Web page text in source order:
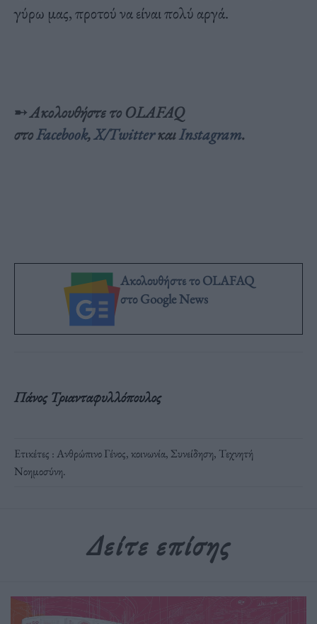
γύρω μας, προτού να είναι πολύ αργά.
➸Ακολουθήστε το OLAFAQ
στοFacebook,X/TwitterκαιInstagram.
Ακολουθήστε το OLAFAQ
στο Google News
Πάνος Τριανταφυλλόπουλος
Ετικέτες :Ανθρώπινο Γένος,κοινωνία, Συνείδηση, Τεχνητή
Νοημοσύνη.
Δείτε επίσης